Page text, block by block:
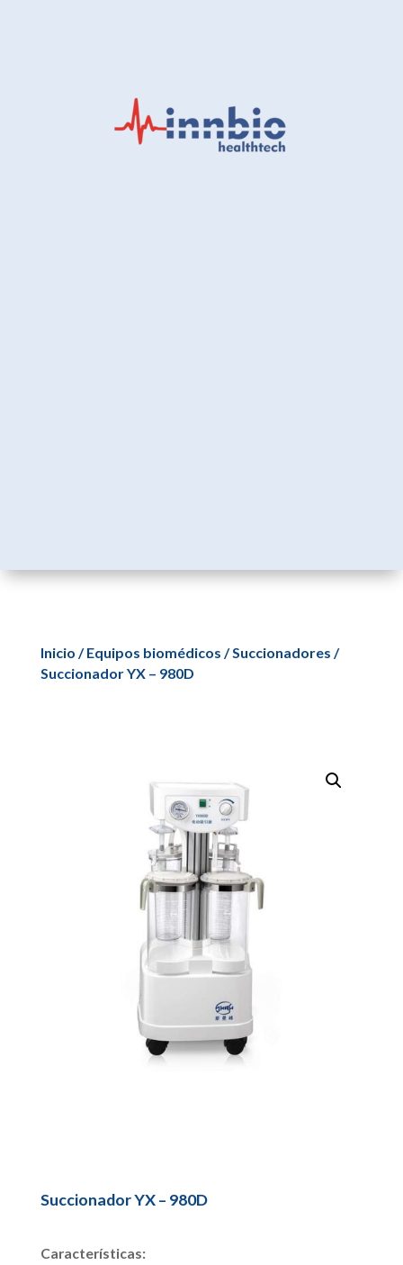
Inicio /Equipos biomédicos /Succionadores /
Succionador YX – 980D
Succionador YX – 980D
Características: